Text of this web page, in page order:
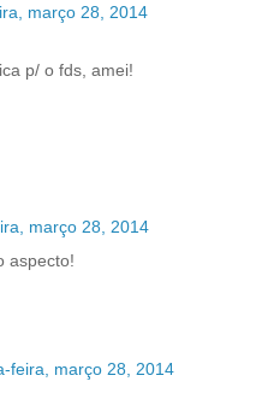
março 28, 2014
p/ o fds, amei!
março 28, 2014
aspecto!
feira, março 28, 2014